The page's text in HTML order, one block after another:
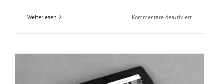
Weiterlesen Kommentare deaktiviertfür